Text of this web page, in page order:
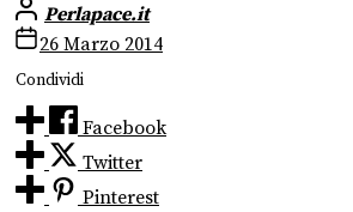
Perlapace.it
26 Marzo 2014
Condividi
Facebook
Twitter
Pinterest